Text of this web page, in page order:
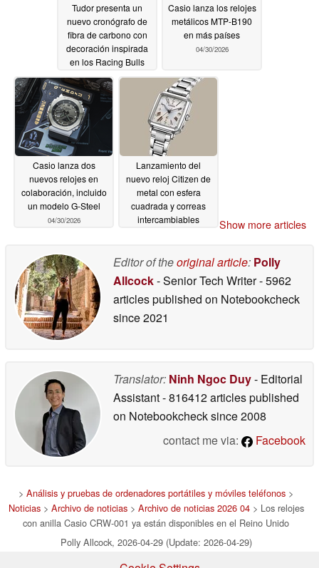
Tudor presenta un
nuevo cronógrafo de
fibra de carbono con
decoración inspirada
en los Racing Bulls
05/01/2026
Casio lanza los relojes
metálicos MTP-B190
en más países
04/30/2026
Casio lanza dos
nuevos relojes en
colaboración, incluido
un modelo G-Steel
04/30/2026
Lanzamiento del
nuevo reloj Citizen de
metal con esfera
cuadrada y correas
intercambiables
Show more articles
Editor of theoriginal article: Polly
Allcock- Senior Tech Writer- 5962
articles published on Notebookcheck
since 2021
Translator: Ninh Ngoc Duy- Editorial
Assistant- 816412 articles published
on Notebookchecksince 2008
contact me via:
Facebook
> Análisis y pruebas de ordenadores portátiles y móviles teléfonos >
Noticias> Archivo de noticias> Archivo de noticias 2026 04> Los relojes
con anilla Casio CRW-001 ya están disponibles en el Reino Unido
Polly Allcock, 2026-04-29 (Update: 2026-04-29)